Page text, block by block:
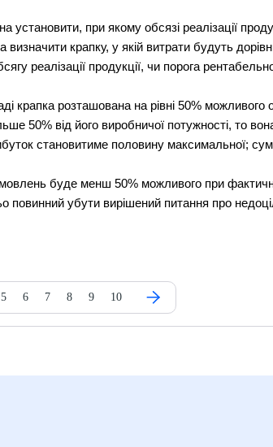
установити, при якому обсязі реалізації
крапку, у якій витрати будуть
реалізації продукції, чи порога
крапка розташована на рівні 50% можливого
50% від його виробничої потужності, то
становитиме половину максимальної;
буде менш 50% можливого при
убути вирішений питання про
5 6 7 8 9 10